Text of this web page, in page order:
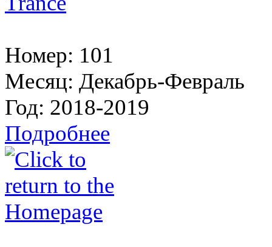
Номер: 101
Месяц: Декабрь-Февраль
Год: 2018-2019
Подробнее